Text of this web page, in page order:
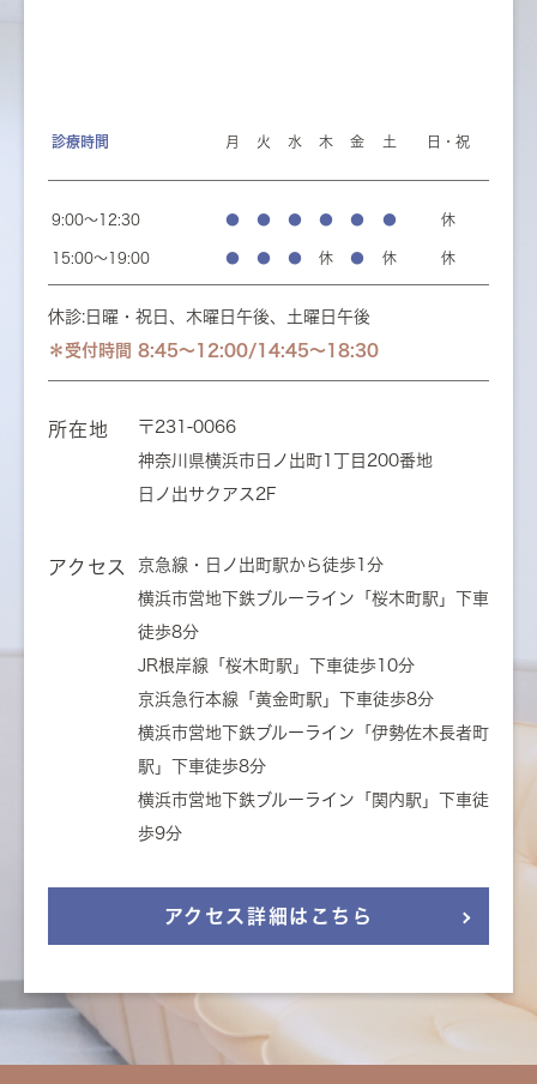
診療時間 月 火 水 木 金 土 日・祝
9:00～12:30 ● ● ● ● ● ● 休
15:00～19:00 ● ● ● 休 ● 休 休
休診:日曜・祝日、木曜日午後、土曜日午後
＊受付時間 8:45～12:00/14:45～18:30
所在地
〒231-0066
神奈川県横浜市日ノ出町1丁目200番地
日ノ出サクアス2F
アクセス
京急線・日ノ出町駅から徒歩1分
横浜市営地下鉄ブルーライン「桜木町駅」下車
徒歩8分
JR根岸線「桜木町駅」下車徒歩10分
京浜急行本線「黄金町駅」下車徒歩8分
横浜市営地下鉄ブルーライン「伊勢佐木長者町
駅」下車徒歩8分
横浜市営地下鉄ブルーライン「関内駅」下車徒
歩9分
アクセス詳細はこちら